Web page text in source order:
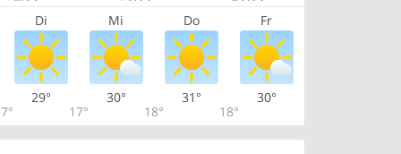
Di Mi Do Fr
29°
17°
30°
18°
31°
18°
30°